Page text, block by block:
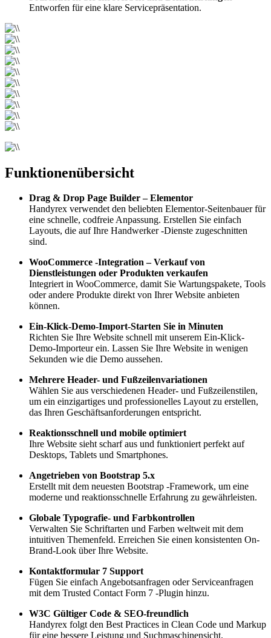
Entworfen für eine klare Servicepräsentation.
Funktionenübersicht
Drag & Drop Page Builder – Elementor
Handyrex verwendet den beliebten Elementor-Seitenbauer für
eine schnelle, codfreie Anpassung. Erstellen Sie einfach
Layouts, die auf Ihre Handwerker -Dienste zugeschnitten
sind.
WooCommerce -Integration – Verkauf von
Dienstleistungen oder Produkten verkaufen
Integriert in WooCommerce, damit Sie Wartungspakete, Tools
oder andere Produkte direkt von Ihrer Website anbieten
können.
Ein-Klick-Demo-Import-Starten Sie in Minuten
Richten Sie Ihre Website schnell mit unserem Ein-Klick-
Demo-Importeur ein. Lassen Sie Ihre Website in wenigen
Sekunden wie die Demo aussehen.
Mehrere Header- und Fußzeilenvariationen
Wählen Sie aus verschiedenen Header- und Fußzeilenstilen,
um ein einzigartiges und professionelles Layout zu erstellen,
das Ihren Geschäftsanforderungen entspricht.
Reaktionsschnell und mobile optimiert
Ihre Website sieht scharf aus und funktioniert perfekt auf
Desktops, Tablets und Smartphones.
Angetrieben von Bootstrap 5.x
Erstellt mit dem neuesten Bootstrap -Framework, um eine
moderne und reaktionsschnelle Erfahrung zu gewährleisten.
Globale Typografie- und Farbkontrollen
Verwalten Sie Schriftarten und Farben weltweit mit dem
intuitiven Themenfeld. Erreichen Sie einen konsistenten On-
Brand-Look über Ihre Website.
Kontaktformular 7 Support
Fügen Sie einfach Angebotsanfragen oder Serviceanfragen
mit dem Trusted Contact Form 7 -Plugin hinzu.
W3C Gültiger Code & SEO-freundlich
Handyrex folgt den Best Practices in Clean Code und Markup
für eine bessere Leistung und Suchmaschinensicht.